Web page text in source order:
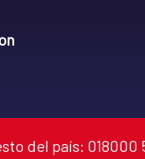
del país: 018000